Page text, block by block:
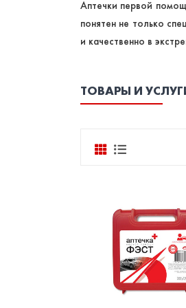
Аптечки первой
понятен не только
и качественно в
ТОВАРЫ И